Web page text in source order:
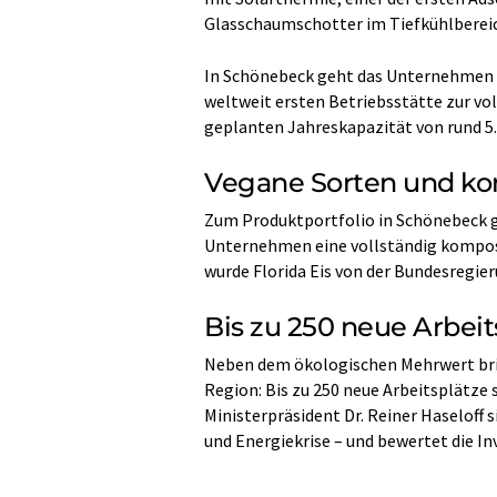
Glasschaumschotter im
In Schönebeck geht das
weltweit ersten Betriebsstätte zur
geplanten Jahreskapazität von rund
Vegane Sorten und
Zum Produktportfolio in Schönebeck
Unternehmen eine vollständig
wurde Florida Eis von der
Bis zu 250 neue
Neben dem ökologischen Mehrwert
Region: Bis zu 250 neue
Ministerpräsident Dr. Reiner
und Energiekrise – und bewertet die